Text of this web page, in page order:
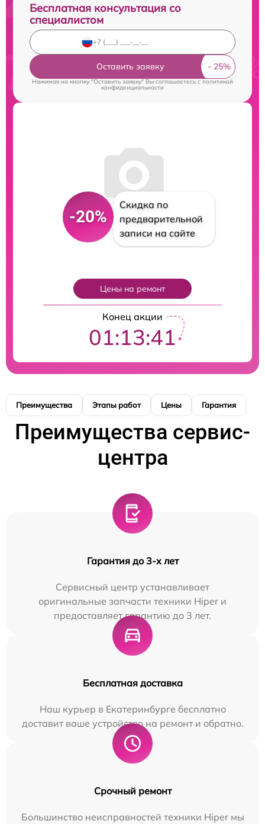
Бесплатная консультация со
специалистом
Оставить заявку
Нажимая на кнопку "Оставить заявку" Вы соглашаетесь cполитикой
конфиденциальности
-20%
Скидка по
предварительной
записи на сайте
Цены на ремонт
Конец акции
01:13:40
Преимущества Этапы работ Цены Гарантия
Преимущества сервис-
центра
Гарантия до 3-х лет
Сервисный центр устанавливает
оригинальные запчасти техники Hiper и
предоставляет гарантию до 3 лет.
Бесплатная доставка
Наш курьер в Екатеринбурге бесплатно
доставит ваше устройство на ремонт и обратно.
Срочный ремонт
Большинство неисправностей техники Hiper мы